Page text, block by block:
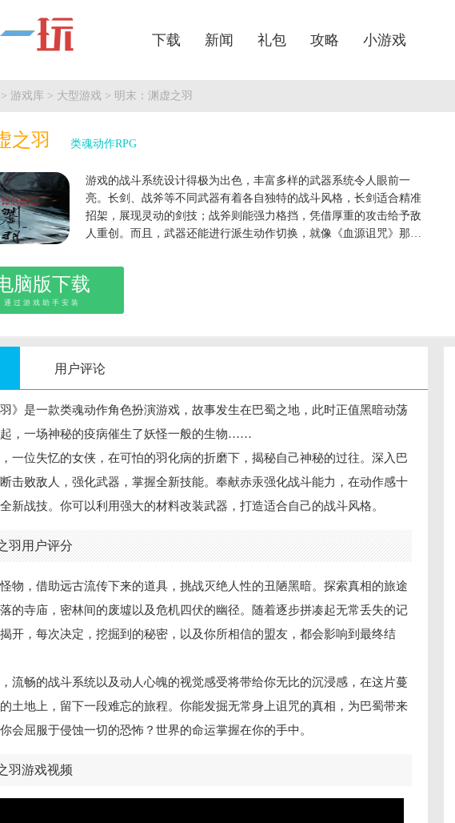
下载 新闻 礼包 攻略 小游戏
> 游戏库 > 大型游戏 > 明末：渊虚之羽
之羽 类魂动作RPG
游戏的战斗系统设计得极为出色，丰富多样的武器系统令人眼前一
亮。长剑、战斧等不同武器有着各自独特的战斗风格，长剑适合精准
招架，展现灵动的剑技；战斧则能强力格挡，凭借厚重的攻击给予敌
人重创。而且，武器还能进行派生动作切换，就像《血源诅咒》那
避敌人攻击获取须羽，以此释放强化攻击或技能，让战斗节奏紧凑且
充满变化。
脑版下载
通过游戏助手安装
用户评论
羽》是一款类魂动作角色扮演游戏，故事发生在巴蜀之地，此时正值黑暗动荡
，一场神秘的疫病催生了妖怪一般的生物……
一位失忆的女侠，在可怕的羽化病的折磨下，揭秘自己神秘的过往。深入巴
击败敌人，强化武器，掌握全新技能。奉献赤汞强化战斗能力，在动作感十
新战技。你可以利用强大的材料改装武器，打造适合自己的战斗风格。
羽用户评分
物，借助远古流传下来的道具，挑战灭绝人性的丑陋黑暗。探索真相的旅途
落的寺庙，密林间的废墟以及危机四伏的幽径。随着逐步拼凑起无常丢失的记
开，每次决定，挖掘到的秘密，以及你所相信的盟友，都会影响到最终结
流畅的战斗系统以及动人心魄的视觉感受将带给你无比的沉浸感，在这片蔓
土地上，留下一段难忘的旅程。你能发掘无常身上诅咒的真相，为巴蜀带来
会屈服于侵蚀一切的恐怖？世界的命运掌握在你的手中。
羽游戏视频